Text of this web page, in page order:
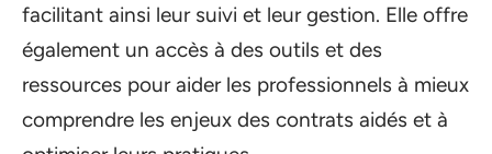
facilitant ainsi leur suivi et leur gestion. Elle offre
également un accès à des outils et des
ressources pour aider les professionnels à mieux
comprendre les enjeux des contrats aidés et à